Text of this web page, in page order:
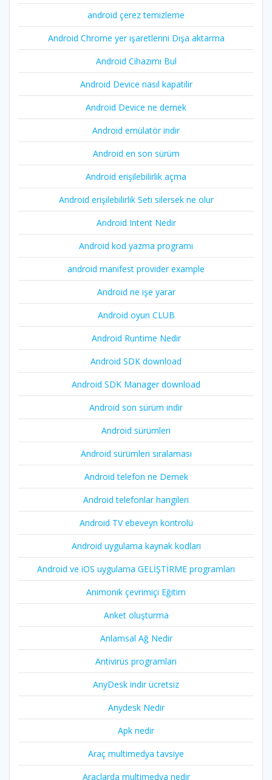
android çerez temizleme
Android Chrome yer işaretlerini Dışa aktarma
Android Cihazımı Bul
Android Device nasıl kapatilir
Android Device ne demek
Android emülatör indir
Android en son sürüm
Android erişilebilirlik açma
Android erişilebilirlik Seti silersek ne olur
Android Intent Nedir
Android kod yazma programı
android manifest provider example
Android ne işe yarar
Android oyun CLUB
Android Runtime Nedir
Android SDK download
Android SDK Manager download
Android son sürüm indir
Android sürümleri
Android sürümleri sıralaması
Android telefon ne Demek
Android telefonlar hangileri
Android TV ebeveyn kontrolü
Android uygulama kaynak kodları
Android ve iOS uygulama GELİŞTİRME programları
Animonik çevrimiçi Eğitim
Anket oluşturma
Anlamsal Ağ Nedir
Antivirüs programları
AnyDesk indir ücretsiz
Anydesk Nedir
Apk nedir
Araç multimedya tavsiye
Araçlarda multimedya nedir